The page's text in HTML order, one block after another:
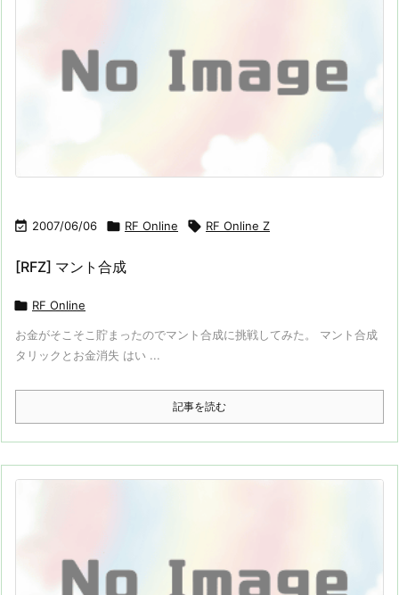
 2007/06/06  RF Online  RF Online Z
[RFZ] マント合成
 RF Online
お金がそこそこ貯まったのでマント合成に挑戦してみた。 マント合成
タリックとお金消失 はい ...
記事を読む